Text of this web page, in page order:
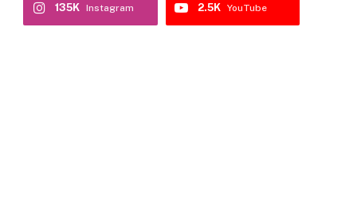
Instagram
135K YouTube
2.5K